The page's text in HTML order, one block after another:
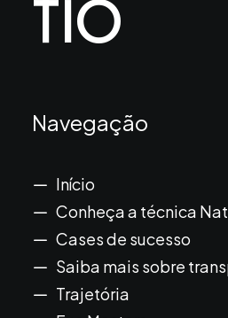
Navegação
Início
Conheça a técnica
Cases de sucesso
Saiba mais sobre
Trajetória